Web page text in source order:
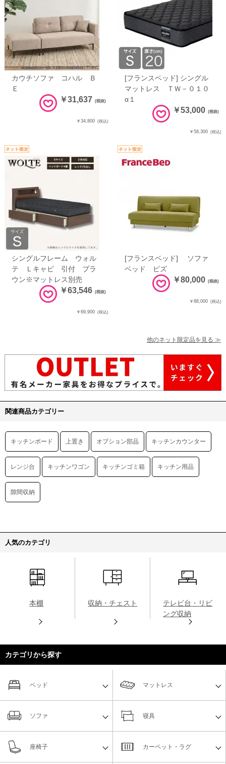
カウチソファ コハル Ｂ
Ｅ
￥31,637 (税抜)
￥34,800 (税込)
[フランスベッド] シングル
マットレス ＴＷ－０１０
α１
￥53,000 (税抜)
￥58,300 (税込)
シングルフレーム ウォル
テ Ｌキャビ 引付 ブラ
ウン※マットレス別売
￥63,546 (税抜)
￥69,900 (税込)
[フランスベッド] ソファ
ベッド ピズ
￥80,000 (税抜)
￥88,000 (税込)
他のネット限定品を見る ≫
関連商品カテゴリー
キッチンボード 上置き オプション部品 キッチンカウンター
レンジ台 キッチンワゴン キッチンゴミ箱 キッチン用品
隙間収納
人気のカテゴリ
本棚 収納・チェスト
テレビ台・リビ
ング収納
カテゴリから探す
ベッド マットレス
ソファ 寝具
座椅子 カーペット・ラグ